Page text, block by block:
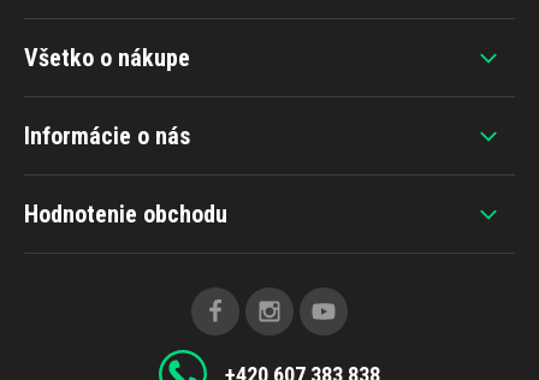
Všetko o nákupe
Informácie o nás
Hodnotenie obchodu
+420 607 383 838